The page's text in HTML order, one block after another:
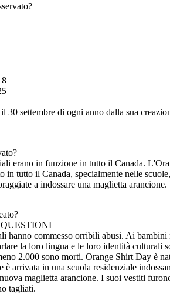
30 settembre di ogni anno dalla sua
erano in funzione in tutto il Canada.
in tutto il Canada, specialmente nelle
a indossare una maglietta arancione.
hanno commesso orribili abusi. Ai bambini
la loro lingua e le loro identità culturali
2.000 sono morti. Orange Shirt Day è
è arrivata in una scuola residenziale
maglietta arancione. I suoi vestiti
tagliati.